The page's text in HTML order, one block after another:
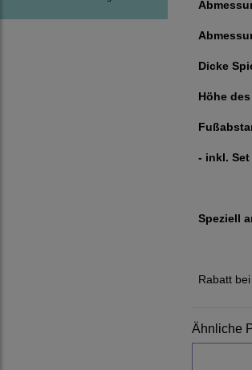
Dicke
Höhe
- inkl.
Speziell
Rabatt
Ähnliche